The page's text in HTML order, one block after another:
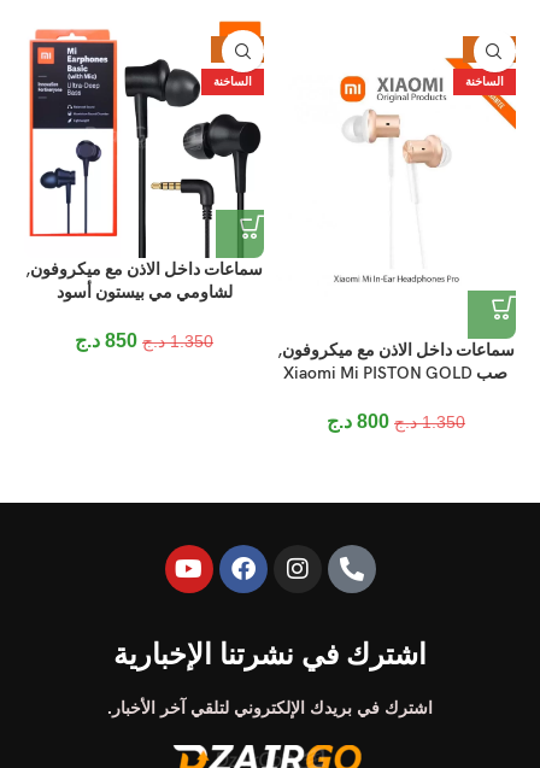
-41%
الساخنة
سماعات داخل الاذن مع ميكروفون,
صب Xiaomi Mi PISTON GOLD
1.350 د.ج 800 د.ج
-37%
الساخنة
سماعات داخل الاذن مع ميكروفون,
لشاومي مي بيستون أسود
1.350 د.ج 850 د.ج
اشترك في نشرتنا الإخبارية
اشترك في بريدك الإلكتروني لتلقي آخر الأخبار.